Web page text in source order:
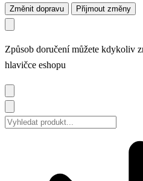
Změnit dopravu Přijmout změny
Způsob doručení můžete kdykoliv
hlavičce eshopu